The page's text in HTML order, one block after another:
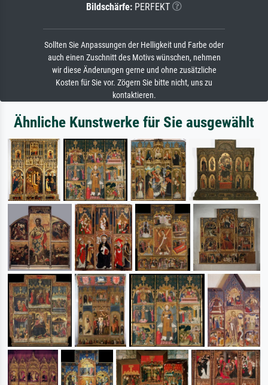
Bildschärfe: PERFEKT
Sollten Sie Anpassungen der Helligkeit und Farbe oder
auch einen Zuschnitt des Motivs wünschen, nehmen
wir diese Änderungen gerne und ohne zusätzliche
Kosten für Sie vor. Zögern Sie bitte nicht, uns zu
kontaktieren.
Ähnliche Kunstwerke für Sie ausgewählt